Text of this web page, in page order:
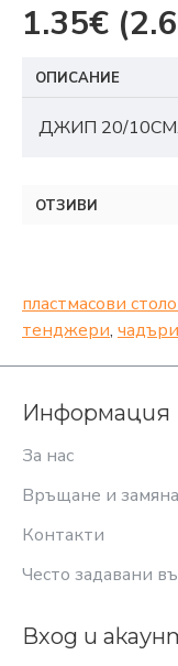
1.35€
ОПИСАНИЕ
ДЖИП 20/10СМ.
ОТЗИВИ
пластмасови
тенджери, чадъри
Информация
За нас
Връщане и замяна
Контакти
Често задавани
Вход и